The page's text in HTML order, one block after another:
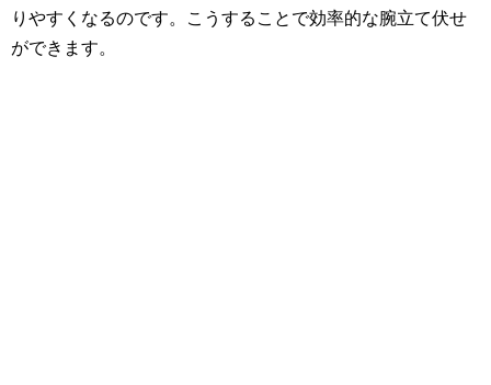
りやすくなるのです。こうすることで効率的な腕立て伏せ
ができます。